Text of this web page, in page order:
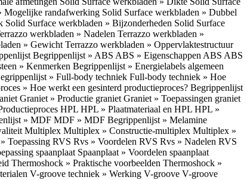
Mogelijke randafwerking Solid Surface werkbladen » Dubbel
Solid Surface werkbladen » Bijzonderheden Solid Surface
werkbladen » Nadelen Terrazzo werkbladen »
» Gewicht Terrazzo werkbladen » Oppervlaktestructuur
Begrippenlijst » ABS ABS » Eigenschappen ABS ABS
» Kenmerken Begrippenlijst » Energielabels algemeen
» Full-body techniek Full-body techniek » Hoe
» Hoe werkt een gesinterd productieproces? Begrippenlijst
Graniet » Productie graniet Graniet » Toepassingen graniet
HPL HPL » Plaatmateriaal en HPL HPL »
» MDF MDF » MDF Begrippenlijst » Melamine
Multiplex Multiplex » Constructie-multiplex Multiplex »
Toepassing RVS Rvs » Voordelen RVS Rvs » Nadelen RVS
spaanplaat Spaanplaat » Voordelen spaanplaat
Thermoshock » Praktische voorbeelden Thermoshock »
V-groove techniek » Werking V-groove V-groove